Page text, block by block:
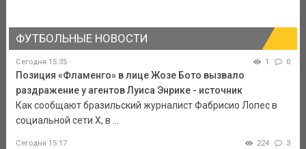
ФУТБОЛЬНЫЕ НОВОСТИ
Сегодня 15:35 1 0
Позиция «Фламенго» в лице Жозе Бото вызвало
раздражение у агентов Луиса Энрике - источник
Как сообщают бразильский журналист Фабрисио Лопес в
социальной сети Х, в ...
Сегодня 15:17 224 3